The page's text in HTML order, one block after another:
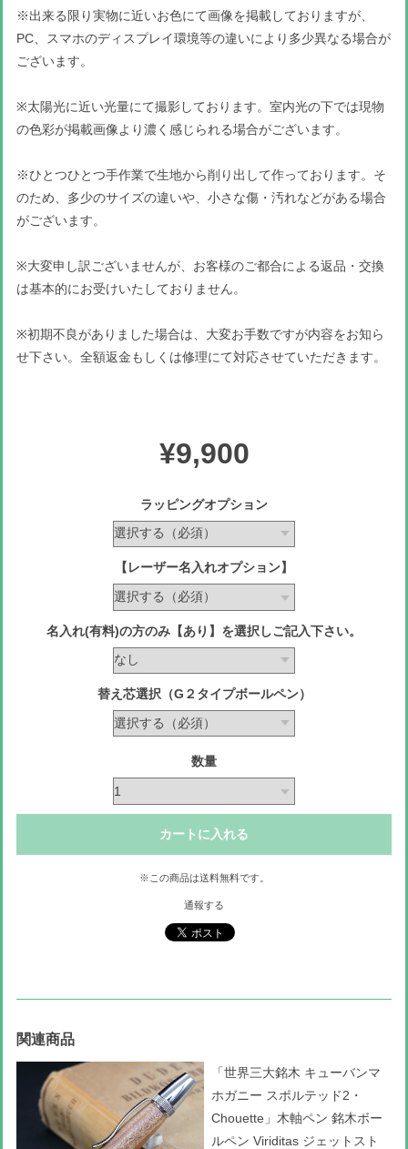
※出来る限り実物に近いお色にて画像を掲載しておりますが、
PC、スマホのディスプレイ環境等の違いにより多少異なる場合が
ございます。
※太陽光に近い光量にて撮影しております。室内光の下では現物
の色彩が掲載画像より濃く感じられる場合がございます。
※ひとつひとつ手作業で生地から削り出して作っております。そ
のため、多少のサイズの違いや、小さな傷・汚れなどがある場合
がございます。
※大変申し訳ございませんが、お客様のご都合による返品・交換
は基本的にお受けいたしておりません。
※初期不良がありました場合は、大変お手数ですが内容をお知ら
せ下さい。全額返金もしくは修理にて対応させていただきます。
¥9,900
ラッピングオプション
【レーザー名入れオプション】
名入れ(有料)の方のみ【あり】を選択しご記入下さい。
替え芯選択（G２タイプボールペン）
数量
カートに入れる
※この商品は送料無料です。
通報する
関連商品
「世界三大銘木 キューバンマ
ホガニー スポルテッド2・
Chouette」木軸ペン 銘木ボー
ルペン Viriditas ジェットスト